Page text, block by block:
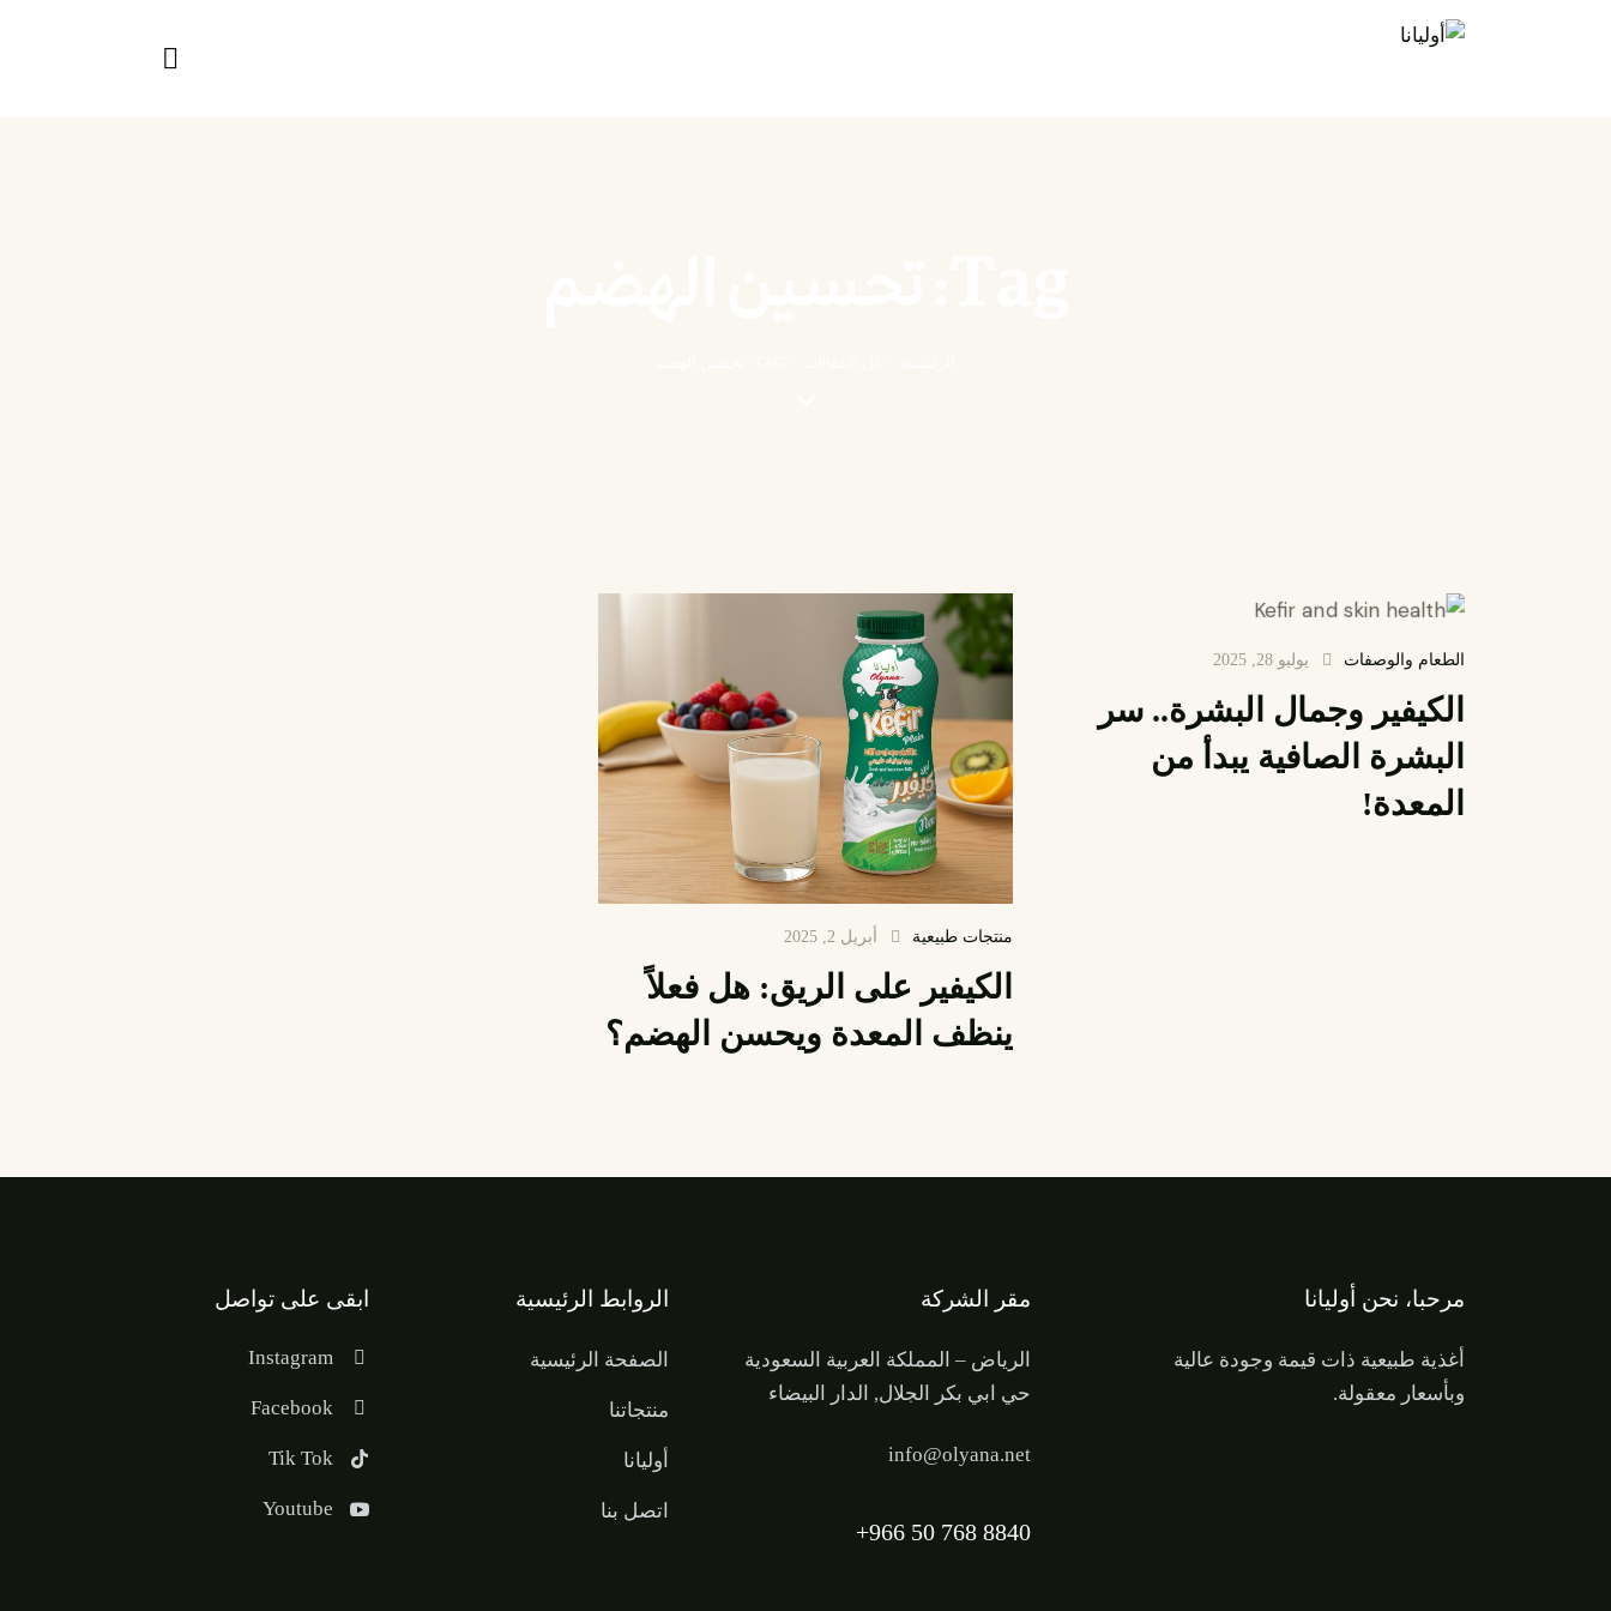
الطعام والوصفات يوليو 28, 2025
الكيفير وجمال البشرة.. سر
البشرة الصافية يبدأ من
المعدة!
منتجات طبيعية أبريل 2, 2025
الكيفير على الريق: هل فعلاً
ينظف المعدة ويحسن الهضم؟
مرحبا، نحن أوليانا
أغذية طبيعية ذات قيمة وجودة عالية
وبأسعار معقولة.
مقر الشركة
الرياض – المملكة العربية السعودية
حي ابي بكر الجلال, الدار البيضاء
info@olyana.net
+966 50 768 8840
الروابط الرئيسية
الصفحة الرئيسية
منتجاتنا
أوليانا
اتصل بنا
ابقى على تواصل
Instagram
Facebook
Tik Tok
Youtube